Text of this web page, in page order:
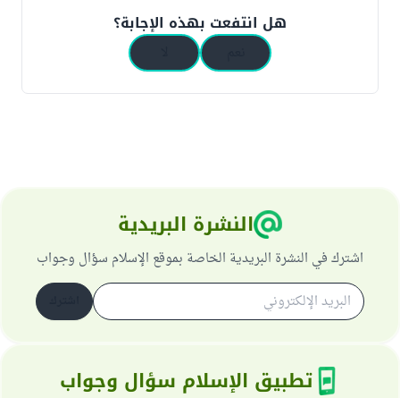
هل انتفعت بهذه الإجابة؟
النشرة البريدية
اشترك في النشرة البريدية الخاصة بموقع الإسلام سؤال وجواب
تطبيق الإسلام سؤال وجواب